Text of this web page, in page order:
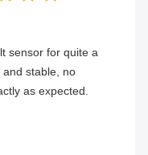
sensor for quite a
and stable, no
as expected.